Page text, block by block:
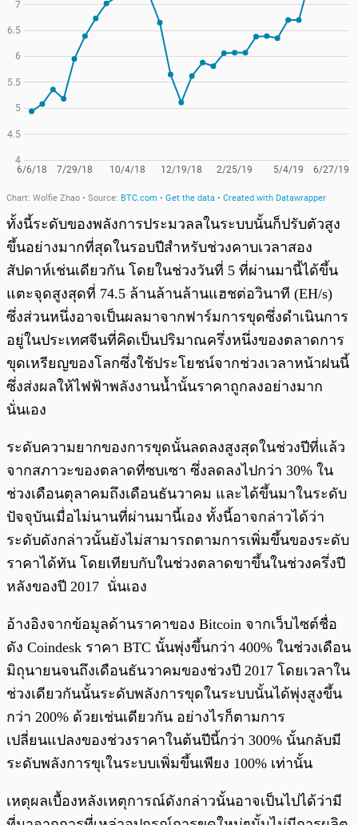
ทั้งนี้ระดับของพลังการประมวลลในระบบนั้นก็ปรับตัวสูง
ขึ้นอย่างมากที่สุดในรอบปีสำหรับช่วงคาบเวลาสอง
สัปดาห์เช่นเดียวกัน โดยในช่วงวันที่ 5 ที่ผ่านมานี้ได้ขึ้น
แตะจุดสูงสุดที่ 74.5 ล้านล้านล้านแฮชต่อวินาที (EH/s)
ซึ่งส่วนหนึ่งอาจเป็นผลมาจากฟาร์มการขุดซึ่งดำเนินการ
อยู่ในประเทศจีนที่คิดเป็นปริมาณครึ่งหนึ่งของตลาดการ
ขุดเหรียญของโลกซึ่งใช้ประโยชน์จากช่วงเวลาหน้าฝนนี้
ซึ่งส่งผลให้ไฟฟ้าพลังงานน้ำนั้นราคาถูกลงอย่างมาก
นั่นเอง
ระดับความยากของการขุดนั้นลดลงสูงสุดในช่วงปีที่แล้ว
จากสภาวะของตลาดที่ซบเซา ซึ่งลดลงไปกว่า 30% ใน
ช่วงเดือนตุลาคมถึงเดือนธันวาคม และได้ขึ้นมาในระดับ
ปัจจุบันเมื่อไม่นานที่ผ่านมานี้เอง ทั้งนี้อาจกล่าวได้ว่า
ระดับดังกล่าวนั้นยังไม่สามารถตามการเพิ่มขึ้นของระดับ
ราคาได้ทัน โดยเทียบกับในช่วงตลาดขาขึ้นในช่วงครึ่งปี
หลังของปี 2017 นั่นเอง
อ้างอิงจากข้อมูลด้านราคาของ Bitcoin จากเว็บไซต์ชื่อ
ดัง Coindesk ราคา BTC นั้นพุ่งขึ้นกว่า 400% ในช่วงเดือน
มิถุนายนจนถึงเดือนธันวาคมของช่วงปี 2017 โดยเวลาใน
ช่วงเดียวกันนั้นระดับพลังการขุดในระบบนั้นได้พุ่งสูงขึ้น
กว่า 200% ด้วยเช่นเดียวกัน อย่างไรก็ตามการ
เปลี่ยนแปลงของช่วงราคาในต้นปีนี้กว่า 300% นั้นกลับมี
ระดับพลังการขุเในระบบเพิ่มขึ้นเพียง 100% เท่านั้น
เหตุผลเบื้องหลังเหตุการณ์ดังกล่าวนั้นอาจเป็นไปได้ว่ามี